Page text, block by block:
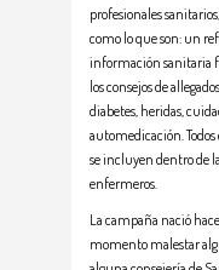
profesionales
como lo que son: un
información sanitaria
los consejos de
diabetes, heridas,
automedicación.
se incluyen dentro de
enfermeros.
La campaña nació
momento malestar